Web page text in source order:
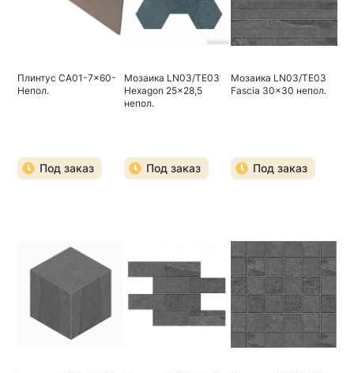
Плинтус CA01-7x60-
Непол.
Под заказ
Мозаика LN03/TE03
Hexagon 25x28,5
непол.
Под заказ
Мозаика LN03/TE03
Fascia 30x30 непол.
Под заказ